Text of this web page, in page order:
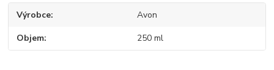
Výrobce Avon
Objem 250 ml